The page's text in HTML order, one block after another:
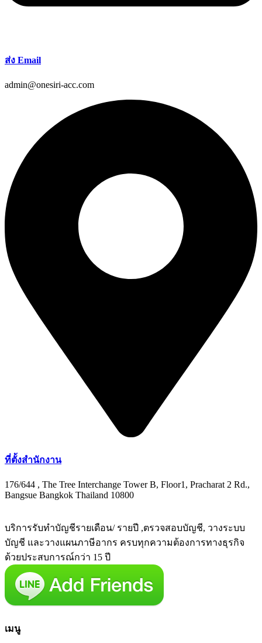
ส่ง Email
admin@onesiri-acc.com
ที่ตั้งสำนักงาน
176/644 , The Tree Interchange Tower B, Floor1, Pracharat 2 Rd.,
Bangsue Bangkok Thailand 10800
บริการรับทำบัญชีรายเดือน/ รายปี ,ตรวจสอบบัญชี, วางระบบ
บัญชี และวางแผนภาษีอากร ครบทุกความต้องการทางธุรกิจ
ด้วยประสบการณ์กว่า 15 ปี
เมนู